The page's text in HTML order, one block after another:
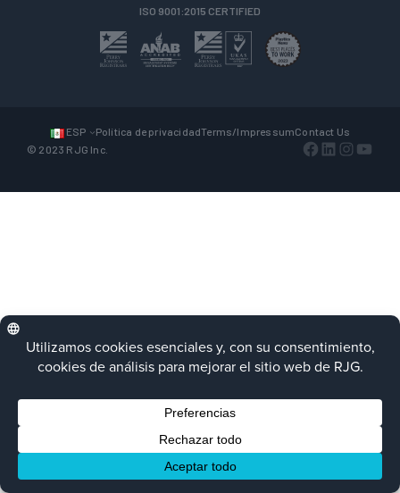
ISO 9001:2015 CERTIFIED
© 2023 RJG Inc.
ESP Política de privacidadTerms/ImpressumContact Us
Facebook
LinkedIn